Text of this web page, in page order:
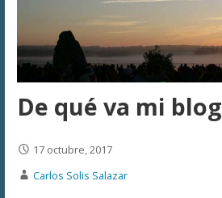
De qué va mi blog
17 octubre, 2017
Carlos Solis Salazar